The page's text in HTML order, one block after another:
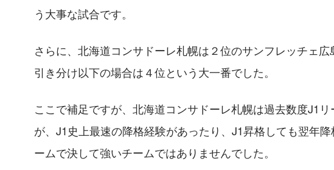
う大事な試合です。
さらに、北海道コンサドーレ札幌は２位のサンフレッチェ広
引き分け以下の場合は４位という大一番でした。
ここで補足ですが、北海道コンサドーレ札幌は過去数度J1
が、J1史上最速の降格経験があったり、J1昇格しても翌年
ームで決して強いチームではありませんでした。